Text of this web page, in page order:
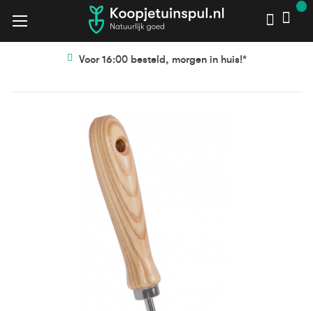
Voor 16:00 besteld, morgen in huis!*